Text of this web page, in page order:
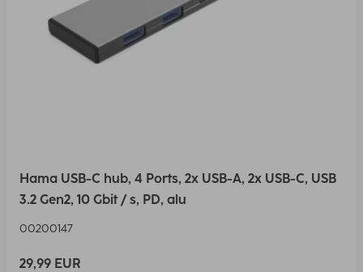
Hama USB-C hub, 4 Ports, 2x USB-A, 2x USB-C, USB
3.2 Gen2, 10 Gbit / s, PD, alu
00200147
29,99 EUR